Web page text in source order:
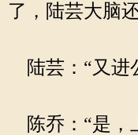
了，陆芸大脑
陆芸：“又进
陈乔：“是，